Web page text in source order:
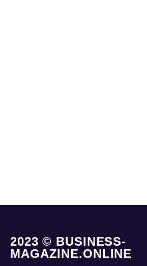
2023 © BUSINESS-
MAGAZINE.ONLINE